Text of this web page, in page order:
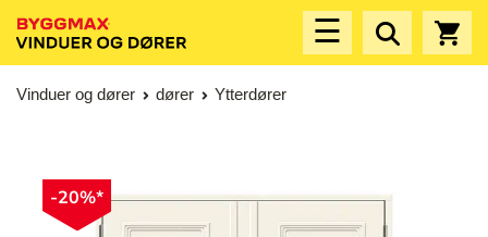
☰
Vinduer og dører dører Ytterdører
-20%*